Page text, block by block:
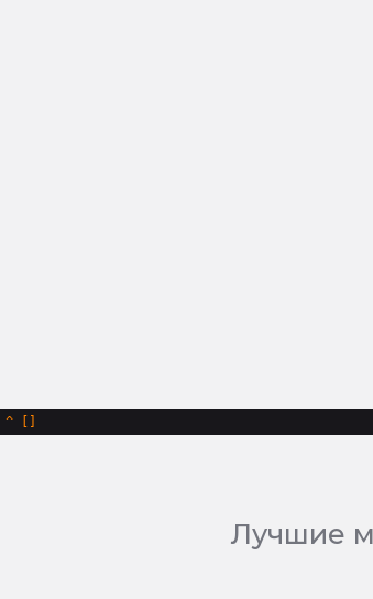
^
Лучшие